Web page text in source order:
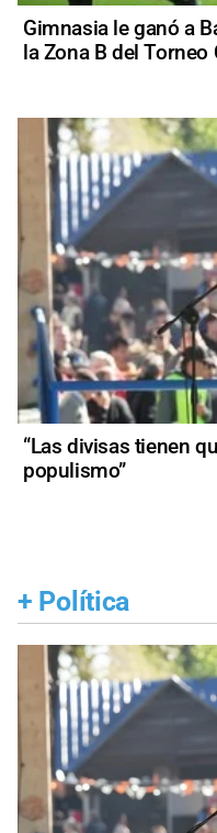
Gimnasia le ganó a
la Zona B del Torneo
“Las divisas tienen
populismo”
+ Política